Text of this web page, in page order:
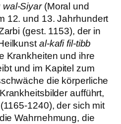
wal-Siyar(Moral und
12. und 13. Jahrhundert
(gest. 1153), der in
al-kafi fil-tibb
Krankheiten und ihre
und im Kapitel zum
die körperliche
aufführt,
1240), der sich mit
Wahrnehmung, die